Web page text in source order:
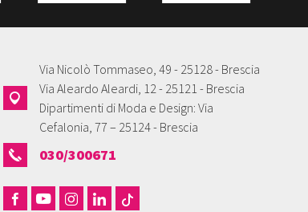
Via Nicolò Tommaseo, 49 - 25128 - Brescia
Via Aleardo Aleardi, 12 - 25121 - Brescia
Dipartimenti di Moda e Design: Via
Cefalonia, 77 – 25124 - Brescia
030/300671